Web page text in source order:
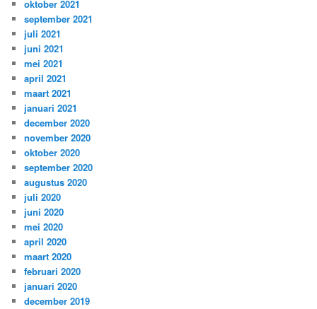
oktober 2021
september 2021
juli 2021
juni 2021
mei 2021
april 2021
maart 2021
januari 2021
december 2020
november 2020
oktober 2020
september 2020
augustus 2020
juli 2020
juni 2020
mei 2020
april 2020
maart 2020
februari 2020
januari 2020
december 2019